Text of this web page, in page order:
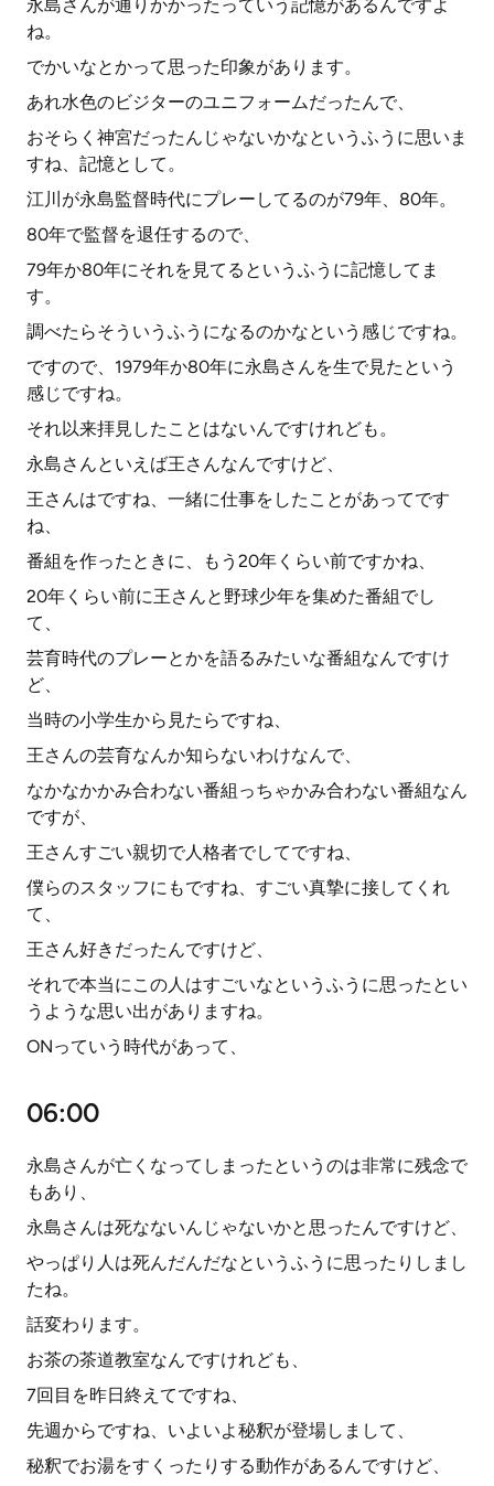
永島さんが通りかかったっていう記憶があるんですよ
ね。
でかいなとかって思った印象があります。
あれ水色のビジターのユニフォームだったんで、
おそらく神宮だったんじゃないかなというふうに思いま
すね、記憶として。
江川が永島監督時代にプレーしてるのが79年、80年。
80年で監督を退任するので、
79年か80年にそれを見てるというふうに記憶してま
す。
調べたらそういうふうになるのかなという感じですね。
ですので、1979年か80年に永島さんを生で見たという
感じですね。
それ以来拝見したことはないんですけれども。
永島さんといえば王さんなんですけど、
王さんはですね、一緒に仕事をしたことがあってです
ね、
番組を作ったときに、もう20年くらい前ですかね、
20年くらい前に王さんと野球少年を集めた番組でし
て、
芸育時代のプレーとかを語るみたいな番組なんですけ
ど、
当時の小学生から見たらですね、
王さんの芸育なんか知らないわけなんで、
なかなかかみ合わない番組っちゃかみ合わない番組なん
ですが、
王さんすごい親切で人格者でしてですね、
僕らのスタッフにもですね、すごい真摯に接してくれ
て、
王さん好きだったんですけど、
それで本当にこの人はすごいなというふうに思ったとい
うような思い出がありますね。
ONっていう時代があって、
06:00
永島さんが亡くなってしまったというのは非常に残念で
もあり、
永島さんは死なないんじゃないかと思ったんですけど、
やっぱり人は死んだんだなというふうに思ったりしまし
たね。
話変わります。
お茶の茶道教室なんですけれども、
7回目を昨日終えてですね、
先週からですね、いよいよ秘釈が登場しまして、
秘釈でお湯をすくったりする動作があるんですけど、